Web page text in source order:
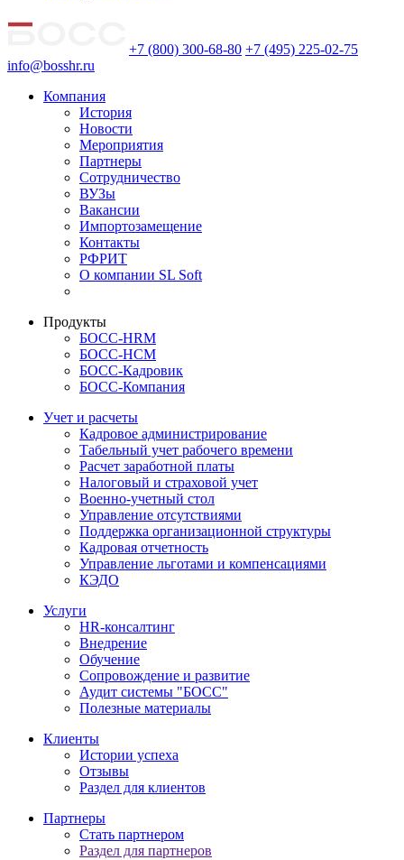
+7 (800) 300-68-80 +7 (495) 225-02-75
info@bosshr.ru
Компания
История
Новости
Мероприятия
Партнеры
Сотрудничество
ВУЗы
Вакансии
Импортозамещение
Контакты
РФРИТ
О компании SL Soft
Продукты
БОСС-HRM
БОСС-HCM
БОСС-Кадровик
БОСС-Компания
Учет и расчеты
Кадровое администрирование
Табельный учет рабочего времени
Расчет заработной платы
Налоговый и страховой учет
Военно-учетный стол
Управление отсутствиями
Поддержка организационной структуры
Кадровая отчетность
Управление льготами и компенсациями
КЭДО
Услуги
HR-консалтинг
Внедрение
Обучение
Сопровождение и развитие
Аудит системы "БОСС"
Полезные материалы
Клиенты
Истории успеха
Отзывы
Раздел для клиентов
Партнеры
Стать партнером
Раздел для партнеров